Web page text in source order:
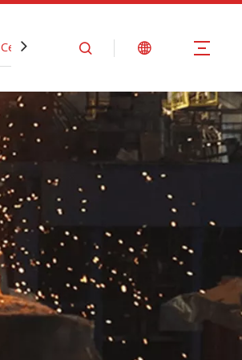
Centre d'Information Nous